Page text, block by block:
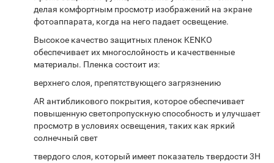
делая комфортным просмотр изображений на экране
фотоаппарата, когда на него падает освещение.
Высокое качество защитных пленок KENKO
обеспечивает их многослойность и качественные
материалы. Пленка состоит из:
верхнего слоя, препятствующего загрязнению
AR антибликового покрытия, которое обеспечивает
повышенную светопропускную способность и улучшает
просмотр в условиях освещения, таких как яркий
солнечный свет
твердого слоя, который имеет показатель твердости 3H